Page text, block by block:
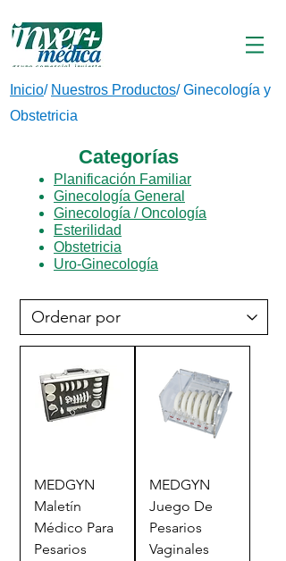
Inicio/ Nuestros Productos/ Ginecología y
Obstetricia
Categorías
Planificación Familiar
Ginecología General
Ginecología / Oncología
Esterilidad
Obstetricia
Uro-Ginecología
MEDGYN
Maletín
Médico Para
Pesarios
MEDGYN
Juego De
Pesarios
Vaginales